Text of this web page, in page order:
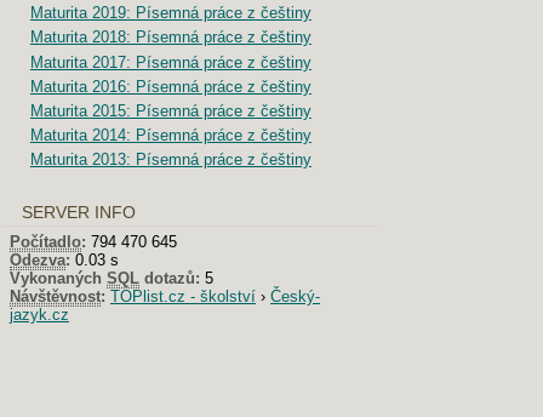
Maturita 2019: Písemná práce z češtiny
Maturita 2018: Písemná práce z češtiny
Maturita 2017: Písemná práce z češtiny
Maturita 2016: Písemná práce z češtiny
Maturita 2015: Písemná práce z češtiny
Maturita 2014: Písemná práce z češtiny
Maturita 2013: Písemná práce z češtiny
SERVER INFO
Počítadlo: 794 470 645
Odezva: 0.03 s
Vykonaných SQL dotazů: 5
Návštěvnost: TOPlist.cz - školství › Český-
jazyk.cz